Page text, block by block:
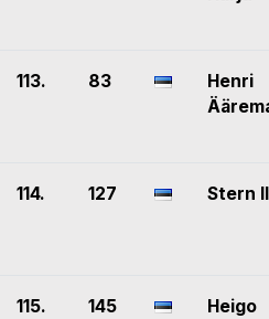
113. 83
Henri
114. 127 Stern
115. 145
Heigo